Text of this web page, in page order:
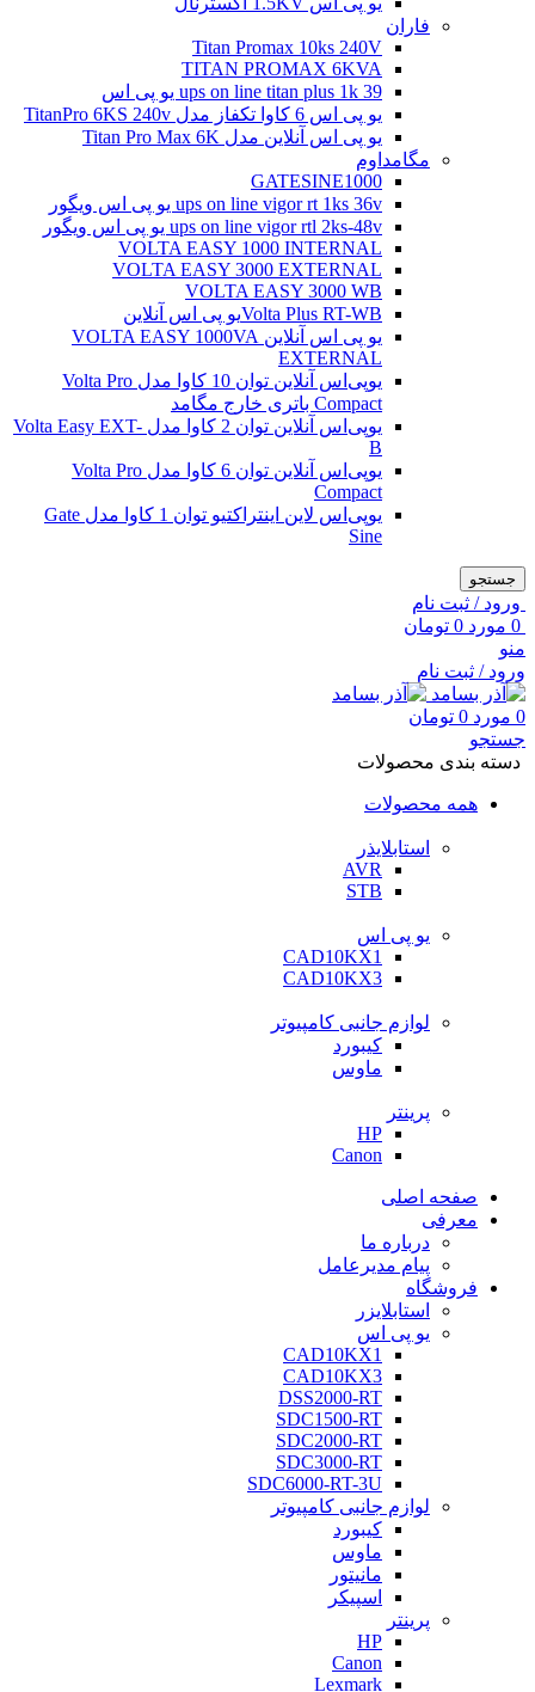
فاران
Titan Promax 10ks 240V
TITAN PROMAX 6KVA
ups on line titan plus 1k 39 یو پی اس
یو پی اس 6 کاوا تکفاز مدل TitanPro 6KS 240v
یو پی اس آنلاین مدل Titan Pro Max 6K
مگامداوم
GATESINE1000
ups on line vigor rt 1ks 36v یو پی اس ویگور
ups on line vigor rtl 2ks-48v یو پی اس ویگور
VOLTA EASY 1000 INTERNAL
VOLTA EASY 3000 EXTERNAL
VOLTA EASY 3000 WB
Volta Plus RT-WBیو پی اس آنلاین
یو پی اس آنلاین VOLTA EASY 1000VA
EXTERNAL
یو‌پی‌اس آنلاین توان 10 کاوا مدل Volta Pro
Compact باتری خارج مگامد
یو‌پی‌اس آنلاین توان 2 کاوا مدل Volta Easy EXT-
B
یو‌پی‌اس آنلاین توان 6 کاوا مدل Volta Pro
Compact
یو‌پی‌اس لاین اینتراکتیو توان 1 کاوا مدل Gate
Sine
جستجو
ورود / ثبت نام
0 مورد 0 تومان
منو
ورود / ثبت نام
0 مورد 0 تومان
جستجو
دسته بندی محصولات
همه محصولات
استابلایذر
AVR
STB
یو پی اس
CAD10KX1
CAD10KX3
لوازم جانبی کامپیوتر
کیبورد
ماوس
پرینتر
HP
Canon
صفحه اصلی
معرفی
درباره ما
پیام مدیرعامل
فروشگاه
استابلایزر
یو پی اس
CAD10KX1
CAD10KX3
DSS2000-RT
SDC1500-RT
SDC2000-RT
SDC3000-RT
SDC6000-RT-3U
لوازم جانبی کامپیوتر
کیبورد
ماوس
مانیتور
اسپیکر
پرینتر
HP
Canon
Lexmark